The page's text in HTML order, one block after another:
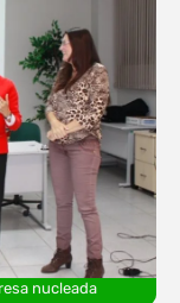
nucleada